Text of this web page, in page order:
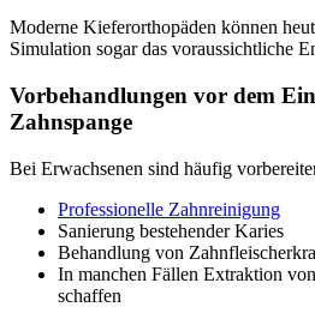
Moderne Kieferorthopäden können
Simulation sogar das voraussichtliche
Vorbehandlungen vor dem
Zahnspange
Bei Erwachsenen sind häufig
Professionelle Zahnreinigung
Sanierung bestehender Karies
Behandlung von
In manchen Fällen Extraktion
schaffen